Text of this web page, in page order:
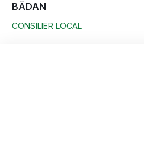
BĂDAN
CONSILIER LOCAL